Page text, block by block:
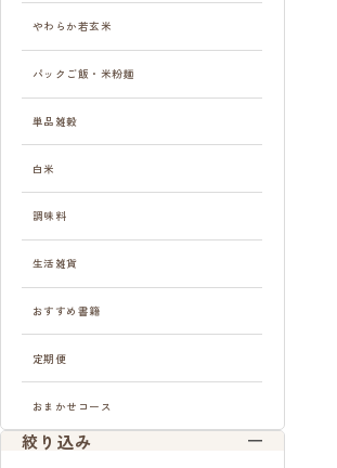
やわらか若玄米
パックご飯・米粉麺
単品雑穀
白米
調味料
生活雑貨
おすすめ書籍
定期便
おまかせコース
絞り込み